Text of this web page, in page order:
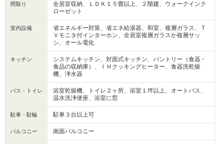
間取り
全居室収納、ＬＤＫ１５畳以上、２階建、ウォークインク
ローゼット
室内設備
省エネルギー対策、省エネ給湯器、和室、複層ガラス、Ｔ
Ｖモニタ付インターホン、全居室複層ガラスか複層サッ
シ、オール電化
キッチン
システムキッチン、対面式キッチン、パントリー（食器・
食品の収納庫）、ＩＨクッキングヒーター、食器洗乾燥
機、浄水器
バス・トイレ
浴室乾燥機、トイレ２ヶ所、浴室１坪以上、オートバス、
温水洗浄便座、浴室に窓
駐車・駐輪 駐車３台以上可
バルコニー 南面バルコニー